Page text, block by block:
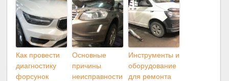
Как провести
диагностику
форсунок
Основные
причины
неисправности
Инструменты и
оборудование
для ремонта